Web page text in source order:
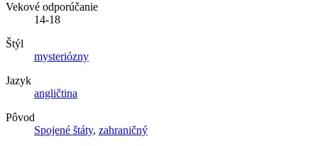
Vekové odporúčanie
14-18
Štýl
mysteriózny
Jazyk
angličtina
Pôvod
Spojené štáty, zahraničný